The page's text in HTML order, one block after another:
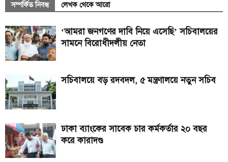
সম্পর্কিত নিবন্ধ লেখক থেকে আরো
‘আমরা জনগণের দাবি নিয়ে এসেছি’ সচিবালয়ের
সামনে বিরোধীদলীয় নেতা
সচিবালয়ে বড় রদবদল, ৫ মন্ত্রণালয়ে নতুন সচিব
ঢাকা ব্যাংকের সাবেক চার কর্মকর্তার ২০ বছর
করে কারাদণ্ড